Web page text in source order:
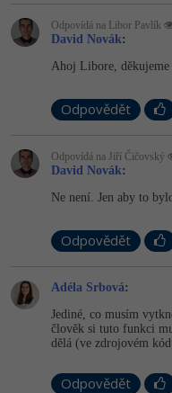
Databázový
Copywriter
WordPress
SEO
Návrh SW -80%
Algoritmy -41%
Umělá
Pro děti
Více
Fórum
Kurzy e-
Testování
Datová
Kurzy designu
HTML/CSS -80%
Příběhy absolventů
Odpovídá na Libor Pavlík
David Novák:
Ahoj Libore, děkujeme
Odpovědět
Odpovídá na Jiří Čičovský
David Novák:
Ne není. Jen aby to
Odpovědět
Adéla Srbová:
Jediné, co musím
člověk si tuto funkci
dělá (ve zdrojovém
Odpovědět